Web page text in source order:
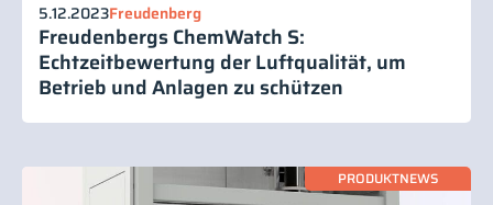
5.12.2023Freudenberg
Freudenbergs ChemWatch S:
Echtzeitbewertung der Luftqualität, um
Betrieb und Anlagen zu schützen
PRODUKTNEWS